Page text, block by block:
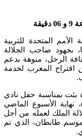
المتحدة للتربية
بجهود صاحب الجلالة
الرحل، منوهة بدعم
اقتراح المغرب لخدمة
بثت بمناسبة حفل نادي
الأسبوع الماضي
الملك لعمله من أجل
موسم طانطان، الذي تم